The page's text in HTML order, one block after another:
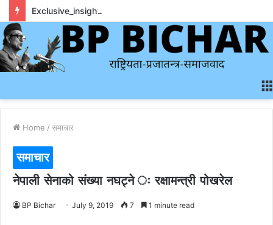
Home / समाचार
समाचार
नेपाली सेनाको संख्या नघट्ने ः रक्षामन्त्री पोखरेल
BP Bichar July 9, 2019 7 1 minute read